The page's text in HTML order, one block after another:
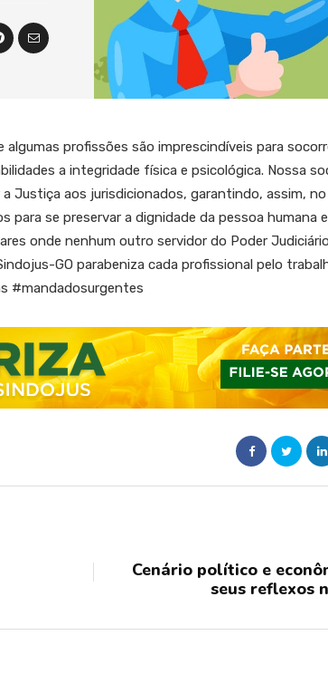
profissões são imprescindíveis para
a integridade física e psicológica. Nossa
Justiça aos jurisdicionados, garantindo, assim,
para se preservar a dignidade da pessoa humana
onde nenhum outro servidor do Poder
GO parabeniza cada profissional pelo
#mandadosurgentes
Cenário político e
seus reflexos